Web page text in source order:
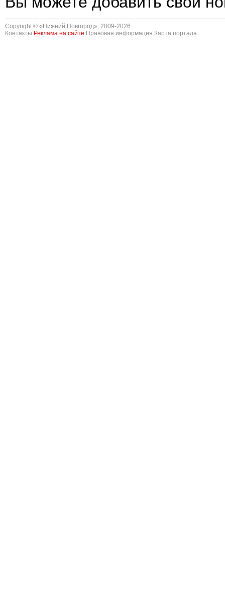
Copyright © «Нижний Новгород», 2009-2026
Контакты Реклама на сайте Правовая информация Карта портала